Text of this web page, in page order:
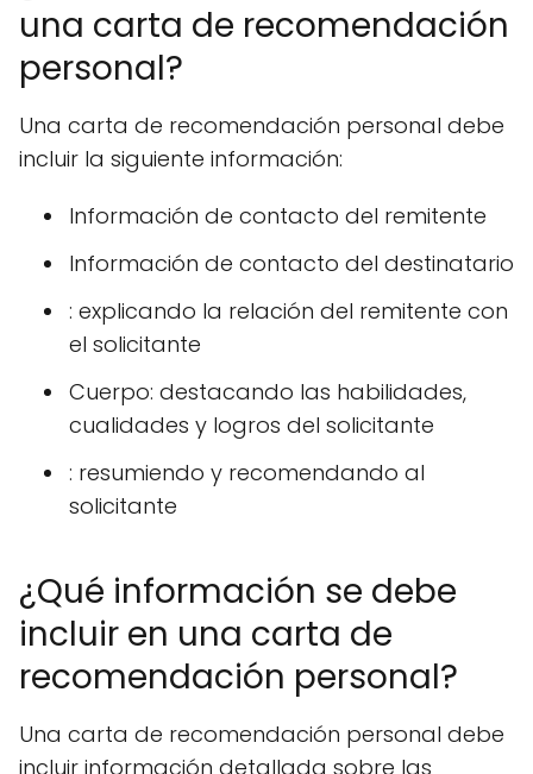
una carta de recomendación
personal?
Una carta de recomendación personal debe
incluir la siguiente información:
Información de contacto del remitente
Información de contacto del destinatario
: explicando la relación del remitente con
el solicitante
Cuerpo: destacando las habilidades,
cualidades y logros del solicitante
: resumiendo y recomendando al
solicitante
¿Qué información se debe
incluir en una carta de
recomendación personal?
Una carta de recomendación personal debe
incluir información detallada sobre las